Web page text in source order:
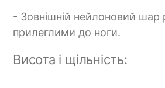
- Зовнішній нейлоновий
прилеглими до ноги.
Висота і щільність: